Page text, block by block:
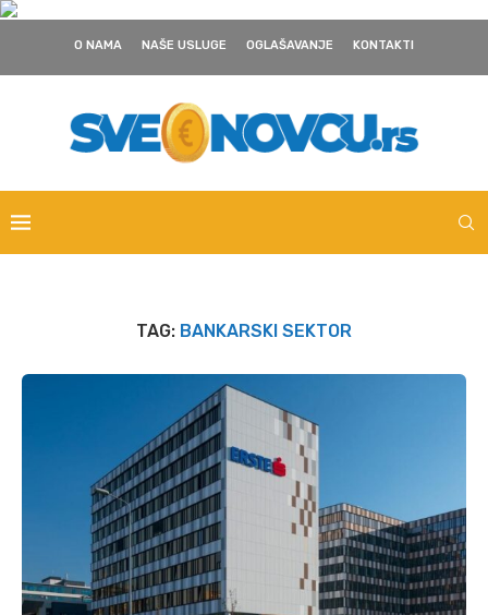
O NAMA NAŠE USLUGE OGLAŠAVANJE KONTAKTI
TAG: BANKARSKI SEKTOR